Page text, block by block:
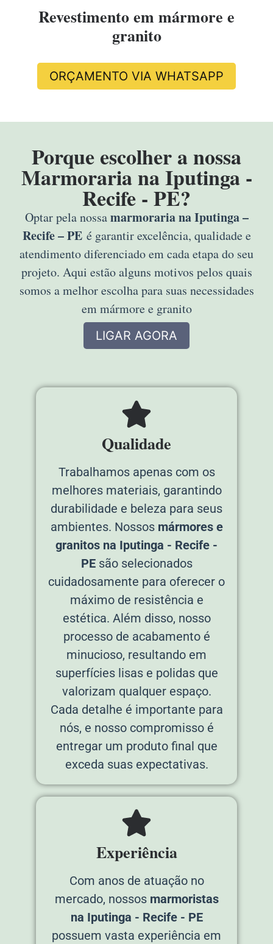
Revestimento em mármore e
granito
ORÇAMENTO VIA WHATSAPP
Porque escolher a nossa
Marmoraria na Iputinga -
Recife - PE?
Optar pela nossamarmoraria na Iputinga –
Recife – PEé garantir excelência, qualidade e
atendimento diferenciado em cada etapa do seu
projeto. Aqui estão alguns motivos pelos quais
somos a melhor escolha para suas necessidades
em mármore e granito
LIGAR AGORA
Qualidade
Trabalhamos apenas com os
melhores materiais, garantindo
durabilidade e beleza para seus
ambientes. Nossos mármores e
granitos na Iputinga - Recife -
PEsão selecionados
cuidadosamente para oferecer o
máximo de resistência e
estética. Além disso, nosso
processo de acabamento é
minucioso, resultando em
superfícies lisas e polidas que
valorizam qualquer espaço.
Cada detalhe é importante para
nós, e nosso compromisso é
entregar um produto final que
exceda suas expectativas.
Experiência
Com anos de atuação no
mercado, nossos marmoristas
na Iputinga - Recife - PE
possuem vasta experiência em